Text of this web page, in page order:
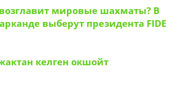
мировые шахматы? В
выберут президента FIDE
келген окшойт